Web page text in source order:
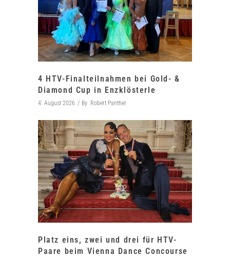
4 HTV-Finalteilnahmen bei Gold- &
Diamond Cup in Enzklösterle
4. August 2026 By Robert Panther
Platz eins, zwei und drei für HTV-
Paare beim Vienna Dance Concourse